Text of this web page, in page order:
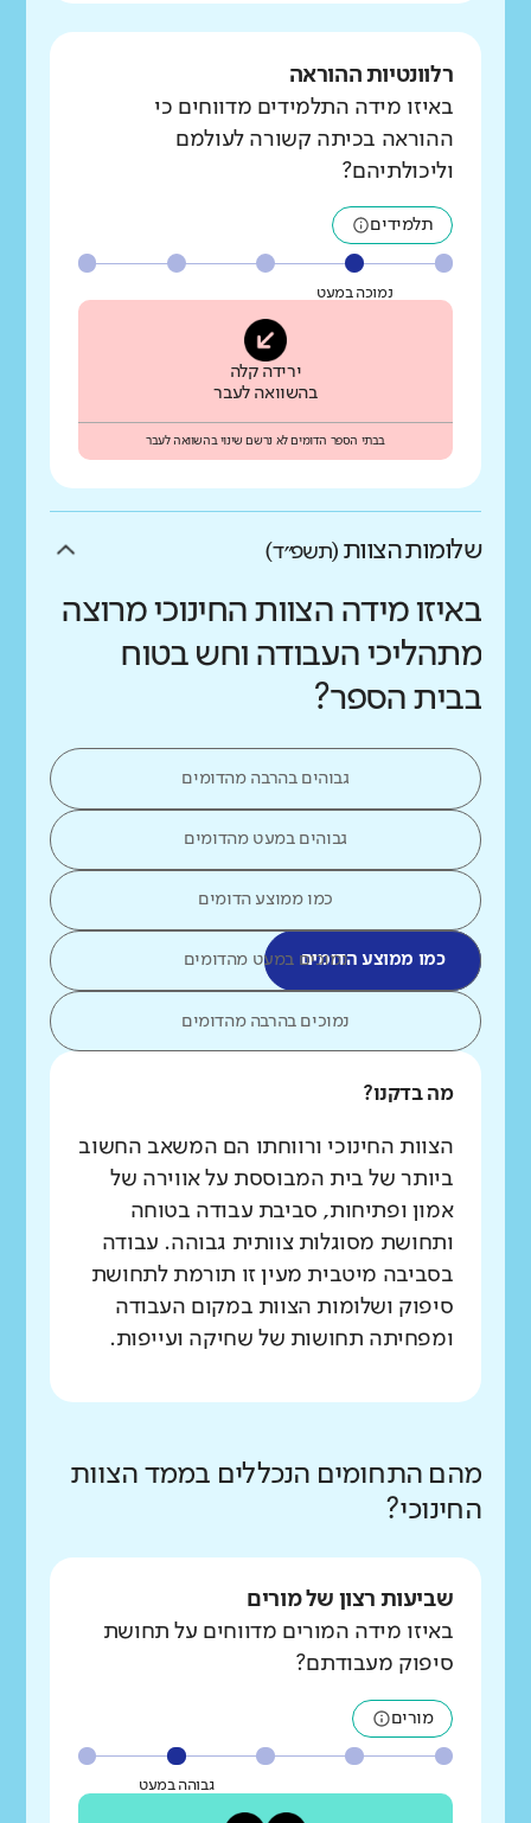
רלוונטיות ההוראה
באיזו מידה התלמידים מדווחים כי
ההוראה בכיתה קשורה לעולמם
וליכולתיהם?
תלמידים
נמוכה במעט
ירידה קלה
בהשוואה לעבר
בבתי הספר הדומים לא נרשם שינוי בהשוואה לעבר
שלומות הצוות (תשפ״ד)
באיזו מידה הצוות החינוכי מרוצה
מתהליכי העבודה וחש בטוח
בבית הספר?
גבוהים בהרבה מהדומים
גבוהים במעט מהדומים
כמו ממוצע הדומים
כמו ממוצע הדומיםנמוכים במעט מהדומים
נמוכים בהרבה מהדומים
מה בדקנו?
הצוות החינוכי ורווחתו הם המשאב החשוב
ביותר של בית המבוססת על אווירה של
אמון ופתיחות, סביבת עבודה בטוחה
ותחושת מסוגלות צוותית גבוהה. עבודה
בסביבה מיטבית מעין זו תורמת לתחושת
סיפוק ושלומות הצוות במקום העבודה
ומפחיתה תחושות של שחיקה ועייפות.
מהם התחומים הנכללים בממד הצוות
החינוכי?
שביעות רצון של מורים
באיזו מידה המורים מדווחים על תחושת
סיפוק מעבודתם?
מורים
גבוהה במעט